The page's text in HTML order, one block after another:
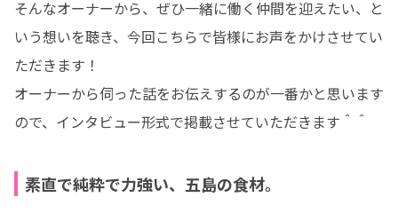
そんなオーナーから、ぜひ一緒に働く仲間を迎えたい、と
いう想いを聴き、今回こちらで皆様にお声をかけさせてい
ただきます！
オーナーから伺った話をお伝えするのが一番かと思います
ので、インタビュー形式で掲載させていただきます＾＾
素直で純粋で力強い、五島の食材。